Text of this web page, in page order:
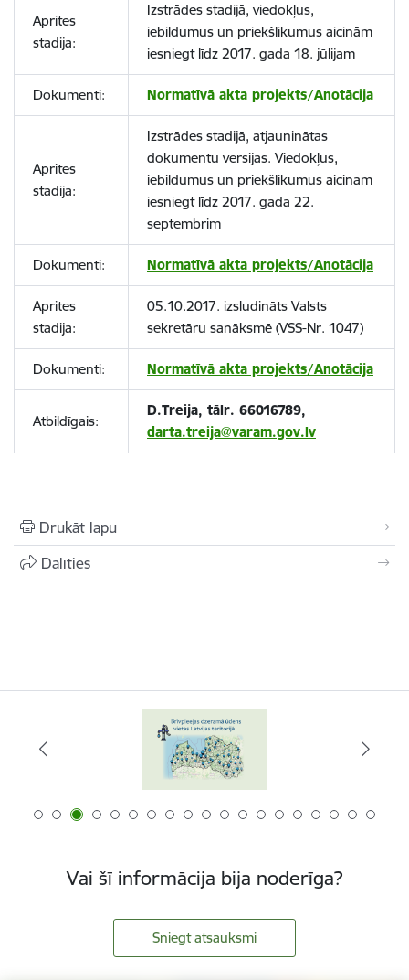
Aprites
stadija:
Izstrādes stadijā, viedokļus,
iebildumus un priekšlikumus aicinām
iesniegt līdz 2017. gada 18. jūlijam
Dokumenti: Normatīvā akta projekts/Anotācija
Aprites
stadija:
Izstrādes stadijā, atjauninātas
dokumentu versijas. Viedokļus,
iebildumus un priekšlikumus aicinām
iesniegt līdz 2017. gada 22.
septembrim
Dokumenti: Normatīvā akta projekts/Anotācija
Aprites
stadija:
05.10.2017. izsludināts Valsts
sekretāru sanāksmē (VSS-Nr. 1047)
Dokumenti: Normatīvā akta projekts/Anotācija
Atbildīgais:
D.Treija, tālr. 66016789,
darta.treija@varam.gov.lv
Drukāt lapu
Dalīties
Vai šī informācija bija noderīga?
Sniegt atsauksmi